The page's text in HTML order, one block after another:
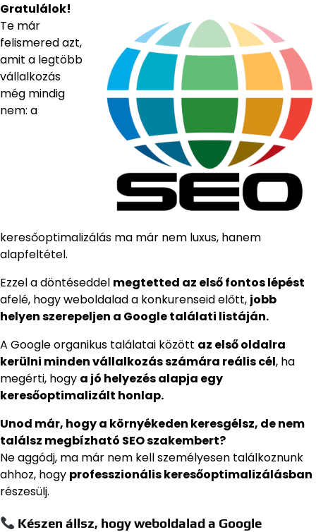
Gratulálok!
Te már
felismered azt,
amit a legtöbb
vállalkozás
még mindig
nem: a
keresőoptimalizálás ma már nem luxus, hanem
alapfeltétel.
Ezzel a döntéseddel megtetted az első fontos lépést
afelé, hogy weboldalad a konkurenseid előtt, jobb
helyen szerepeljen a Google találati listáján.
A Google organikus találatai között az első oldalra
kerülni minden vállalkozás számára reális cél, ha
megérti, hogy a jó helyezés alapja egy
keresőoptimalizált honlap.
Unod már, hogy a környékeden keresgélsz, de nem
találsz megbízható SEO szakembert?
Ne aggódj, ma már nem kell személyesen találkoznunk
ahhoz, hogy professzionális keresőoptimalizálásban
részesülj.
Készen állsz, hogy weboldalad a Google